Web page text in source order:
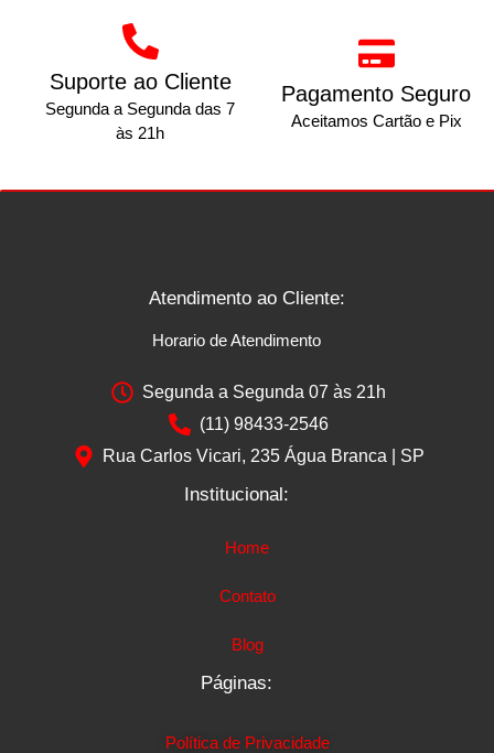
Suporte ao Cliente
Segunda a Segunda das 7
às 21h
Pagamento Seguro
Aceitamos Cartão e Pix
Atendimento ao Cliente:
Horario de Atendimento
Segunda a Segunda 07 às 21h
(11) 98433-2546
Rua Carlos Vicari, 235 Água Branca | SP
Institucional:
Home
Contato
Blog
Páginas:
Política de Privacidade